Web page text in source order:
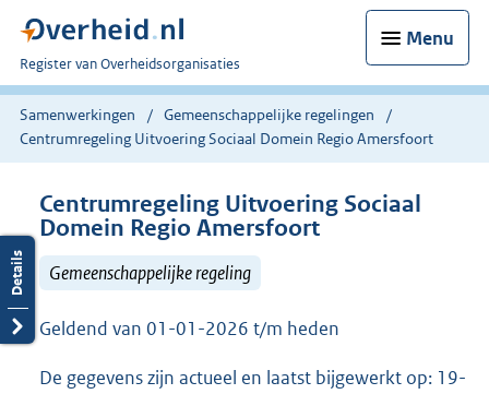
Menu
U
bent
nu
hier:
Register van Overheidsorganisaties
Samenwerkingen
Gemeenschappelijke regelingen
Centrumregeling Uitvoering Sociaal Domein Regio Amersfoort
Centrumregeling Uitvoering Sociaal
Domein Regio Amersfoort
Gemeenschappelijke regeling
Geldend van 01-01-2026 t/m heden
De gegevens zijn actueel en laatst bijgewerkt op: 19-